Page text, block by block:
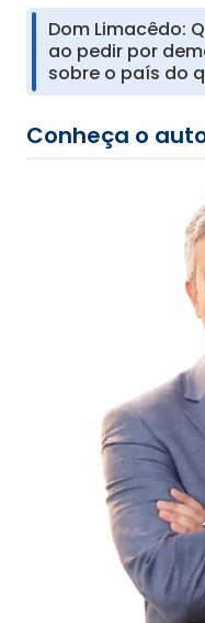
Dom Limacêdo:
ao pedir por
sobre o país do
Conheça o